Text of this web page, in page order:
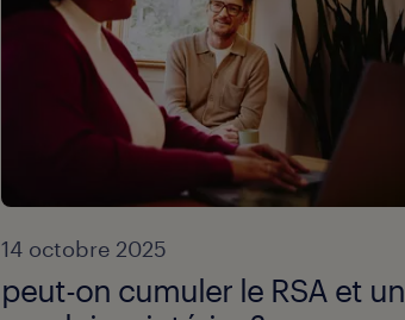
14 octobre 2025
peut-on cumuler le RSA et un